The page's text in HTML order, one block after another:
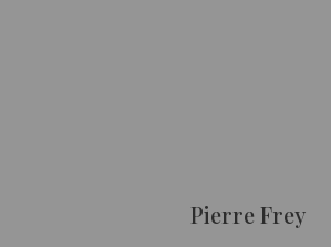
Pierre Frey